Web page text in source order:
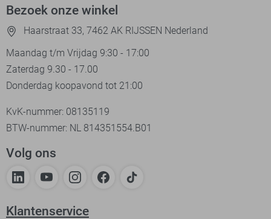
Bezoek onze winkel
Haarstraat 33, 7462 AK RIJSSEN Nederland
Maandag t/m Vrijdag 9:30 - 17:00
Zaterdag 9.30 - 17.00
Donderdag koopavond tot 21:00
KvK-nummer: 08135119
BTW-nummer: NL 814351554.B01
Volg ons
Klantenservice